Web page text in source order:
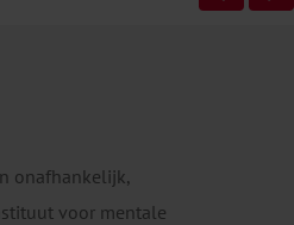
onafhankelijk,
voor mentale